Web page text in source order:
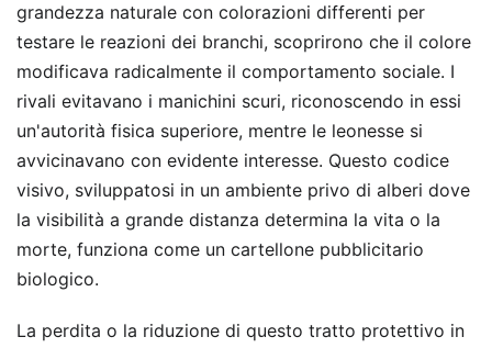
grandezza naturale con colorazioni differenti per
testare le reazioni dei branchi, scoprirono che il colore
modificava radicalmente il comportamento sociale. I
rivali evitavano i manichini scuri, riconoscendo in essi
un'autorità fisica superiore, mentre le leonesse si
avvicinavano con evidente interesse. Questo codice
visivo, sviluppatosi in un ambiente privo di alberi dove
la visibilità a grande distanza determina la vita o la
morte, funziona come un cartellone pubblicitario
biologico.
La perdita o la riduzione di questo tratto protettivo in